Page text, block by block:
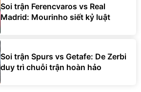
Soi trận Ferencvaros vs Real
Madrid: Mourinho siết kỷ luật
Soi trận Spurs vs Getafe: De Zerbi
duy trì chuỗi trận hoàn hảo